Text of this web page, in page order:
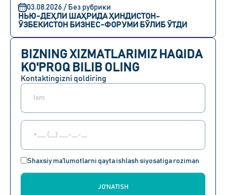
03.08.2026 / Без рубрики
НЬЮ-ДЕҲЛИ ШАҲРИДА ҲИНДИСТОН-
ЎЗБЕКИСТОН БИЗНЕС-ФОРУМИ БЎЛИБ ЎТДИ
BIZNING XIZMATLARIMIZ HAQIDA
KO'PROQ BILIB OLING
Kontaktingizni qoldiring
Shaxsiy ma'lumotlarni qayta ishlash siyosatiga roziman
JO'NATISH